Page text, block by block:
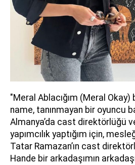
"Meral Ablacığım (Meral Okay)
name, tanınmayan bir oyuncu
Almanya’da cast direktörlüğü
yapımcılık yaptığım için,
Tatar Ramazan’ın cast
Hande bir arkadaşımın